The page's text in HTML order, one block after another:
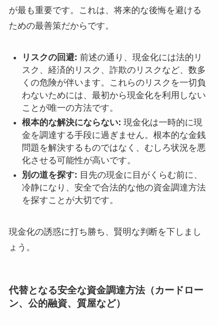
が最も重要です。これは、将来的な後悔を避ける
ための最善策だからです。
リスクの回避: 前述の通り、現金化には法的リ
スク、経済的リスク、詐欺のリスクなど、数多
くの危険が伴います。これらのリスクを一切負
わないためには、最初から現金化を利用しない
ことが唯一の方法です。
根本的な解決にならない: 現金化は一時的に現
金を調達する手段に過ぎません。根本的な金銭
問題を解決するものではなく、むしろ状況を悪
化させる可能性が高いです。
別の道を探す: 目先の現金に目がくらむ前に、
冷静になり、安全で合法的な他の資金調達方法
を探すことが大切です。
現金化の誘惑に打ち勝ち、賢明な判断を下しまし
ょう。
代替となる安全な資金調達方法（カードロー
ン、公的融資、質屋など）